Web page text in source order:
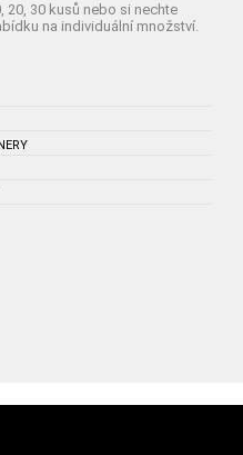
20, 30 kusů nebo si nechte
na individuální množství.